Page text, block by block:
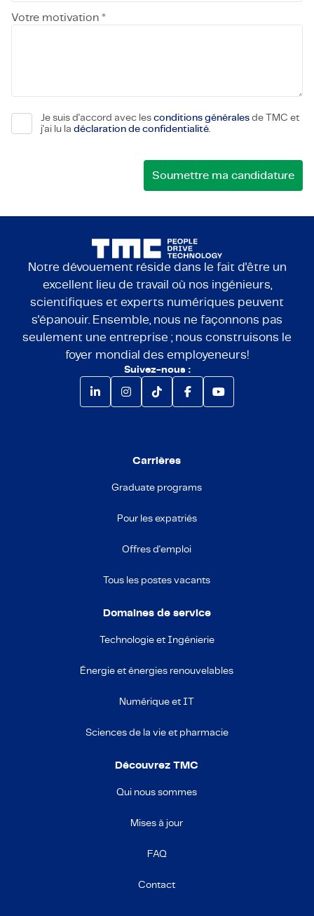
Votre motivation *
Je suis d'accord avec les conditions générales de TMC et
j'ai lu la déclaration de confidentialité.
Notre dévouement réside dans le fait d'être un
excellent lieu de travail où nos ingénieurs,
scientifiques et experts numériques peuvent
s'épanouir. Ensemble, nous ne façonnons pas
seulement une entreprise ; nous construisons le
foyer mondial des employeneurs!
Suivez-nous :
Carrières
Graduate programs
Pour les expatriés
Offres d'emploi
Tous les postes vacants
Domaines de service
Technologie et Ingénierie
Énergie et énergies renouvelables
Numérique et IT
Sciences de la vie et pharmacie
Découvrez TMC
Qui nous sommes
Mises à jour
FAQ
Contact